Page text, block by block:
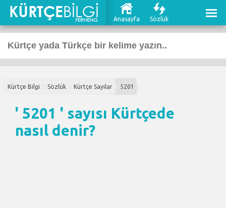
Anasayfa Sözlük
Kürtçe Bilgi Sözlük Kürtçe Sayılar 5201
' 5201 ' sayısı Kürtçede
nasıl denir?